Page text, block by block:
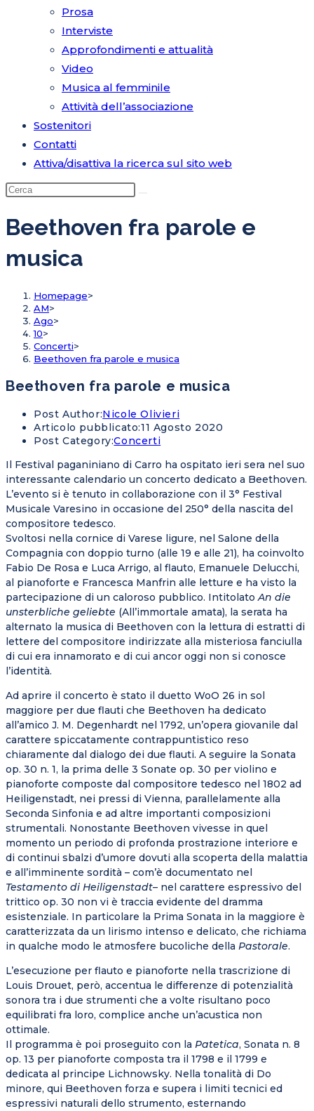
Prosa
Interviste
Approfondimenti e attualità
Video
Musica al femminile
Attività dell’associazione
Sostenitori
Contatti
Attiva/disattiva la ricerca sul sito web
Beethoven fra parole e
musica
Homepage>
AM>
Ago>
10>
Concerti>
Beethoven fra parole e musica
Beethoven fra parole e musica
Post Author:Nicole Olivieri
Articolo pubblicato:11 Agosto 2020
Post Category:Concerti
Il Festival paganiniano di Carro ha ospitato ieri sera nel suo
interessante calendario un concerto dedicato a Beethoven.
L’evento si è tenuto in collaborazione con il 3° Festival
Musicale Varesino in occasione del 250° della nascita del
compositore tedesco.
Svoltosi nella cornice di Varese ligure, nel Salone della
Compagnia con doppio turno (alle 19 e alle 21), ha coinvolto
Fabio De Rosa e Luca Arrigo, al flauto, Emanuele Delucchi,
al pianoforte e Francesca Manfrin alle letture e ha visto la
partecipazione di un caloroso pubblico. IntitolatoAn die
unsterbliche geliebte (All’immortale amata), la serata ha
alternato la musica di Beethoven con la lettura di estratti di
lettere del compositore indirizzate alla misteriosa fanciulla
di cui era innamorato e di cui ancor oggi non si conosce
l’identità.
Ad aprire il concerto è stato il duetto WoO 26 in sol
maggiore per due flauti che Beethoven ha dedicato
all’amico J. M. Degenhardt nel 1792, un’opera giovanile dal
carattere spiccatamente contrappuntistico reso
chiaramente dal dialogo dei due flauti. A seguire la Sonata
op. 30 n. 1, la prima delle 3 Sonate op. 30 per violino e
pianoforte composte dal compositore tedesco nel 1802 ad
Heiligenstadt, nei pressi di Vienna, parallelamente alla
Seconda Sinfonia e ad altre importanti composizioni
strumentali. Nonostante Beethoven vivesse in quel
momento un periodo di profonda prostrazione interiore e
di continui sbalzi d’umore dovuti alla scoperta della malattia
e all’imminente sordità – com’è documentato nel
Testamento di Heiligenstadt– nel carattere espressivo del
trittico op. 30 non vi è traccia evidente del dramma
esistenziale. In particolare la Prima Sonata in la maggiore è
caratterizzata da un lirismo intenso e delicato, che richiama
in qualche modo le atmosfere bucoliche della Pastorale.
L’esecuzione per flauto e pianoforte nella trascrizione di
Louis Drouet, però, accentua le differenze di potenzialità
sonora tra i due strumenti che a volte risultano poco
equilibrati fra loro, complice anche un’acustica non
ottimale.
Il programma è poi proseguito con la Patetica, Sonata n. 8
op. 13 per pianoforte composta tra il 1798 e il 1799 e
dedicata al principe Lichnowsky. Nella tonalità di Do
minore, qui Beethoven forza e supera i limiti tecnici ed
espressivi naturali dello strumento, esternando